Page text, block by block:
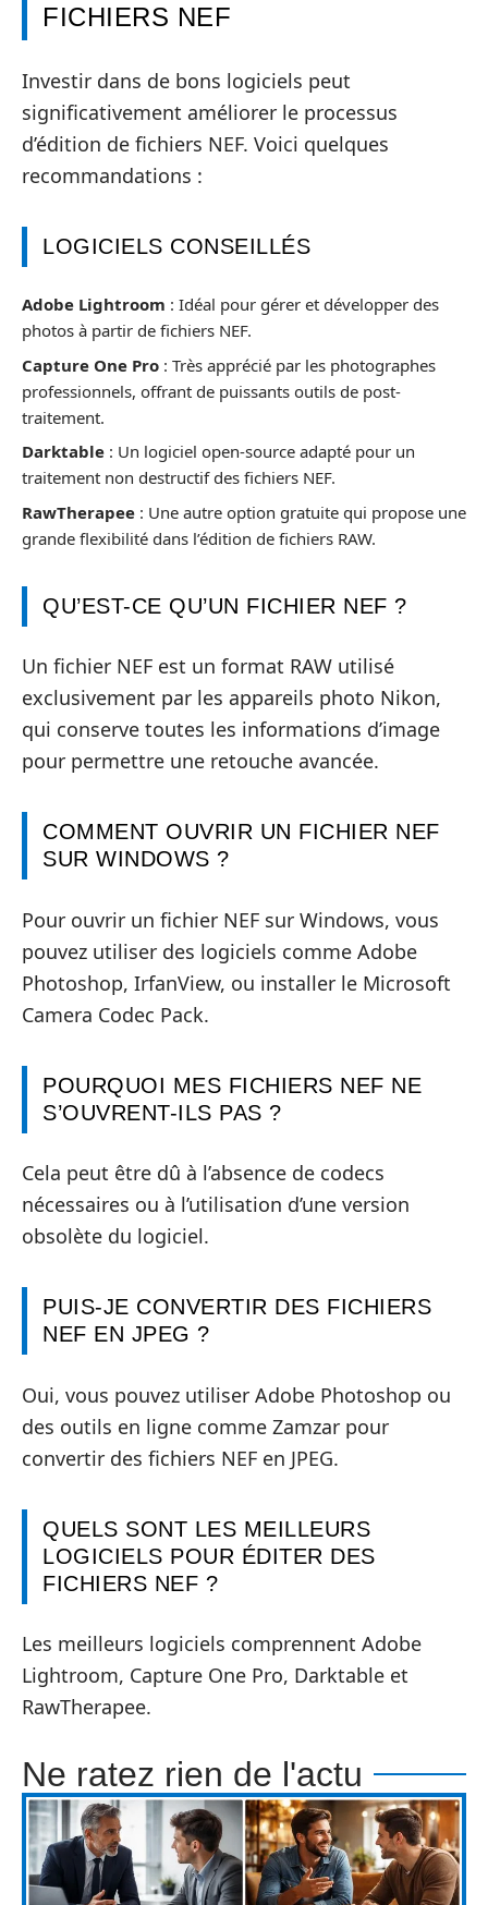
FICHIERS NEF
Investir dans de bons logiciels peut
significativement améliorer le processus
d’édition de fichiers NEF. Voici quelques
recommandations :
LOGICIELS CONSEILLÉS
Adobe Lightroom : Idéal pour gérer et développer des
photos à partir de fichiers NEF.
Capture One Pro : Très apprécié par les photographes
professionnels, offrant de puissants outils de post-
traitement.
Darktable : Un logiciel open-source adapté pour un
traitement non destructif des fichiers NEF.
RawTherapee : Une autre option gratuite qui propose une
grande flexibilité dans l’édition de fichiers RAW.
QU’EST-CE QU’UN FICHIER NEF ?
Un fichier NEF est un format RAW utilisé
exclusivement par les appareils photo Nikon,
qui conserve toutes les informations d’image
pour permettre une retouche avancée.
COMMENT OUVRIR UN FICHIER NEF
SUR WINDOWS ?
Pour ouvrir un fichier NEF sur Windows, vous
pouvez utiliser des logiciels comme Adobe
Photoshop, IrfanView, ou installer le Microsoft
Camera Codec Pack.
POURQUOI MES FICHIERS NEF NE
S’OUVRENT-ILS PAS ?
Cela peut être dû à l’absence de codecs
nécessaires ou à l’utilisation d’une version
obsolète du logiciel.
PUIS-JE CONVERTIR DES FICHIERS
NEF EN JPEG ?
Oui, vous pouvez utiliser Adobe Photoshop ou
des outils en ligne comme Zamzar pour
convertir des fichiers NEF en JPEG.
QUELS SONT LES MEILLEURS
LOGICIELS POUR ÉDITER DES
FICHIERS NEF ?
Les meilleurs logiciels comprennent Adobe
Lightroom, Capture One Pro, Darktable et
RawTherapee.
Ne ratez rien de l'actu